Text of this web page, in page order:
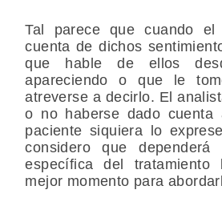
Tal parece que cuando
cuenta de dichos
que hable de ellos
apareciendo o que le
atreverse a decirlo. El
o no haberse dado cuenta
paciente siquiera lo
considero que
específica del
mejor momento para